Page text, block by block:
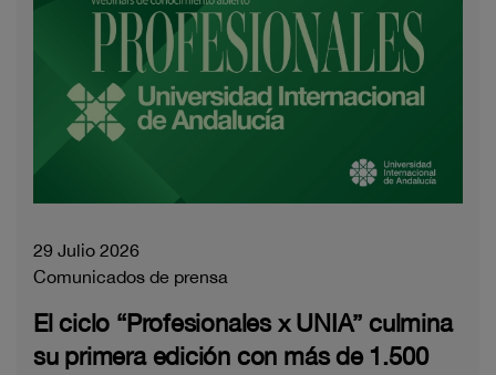
29 Julio 2026
Comunicados de prensa
El ciclo “Profesionales x UNIA” culmina
su primera edición con más de 1.500